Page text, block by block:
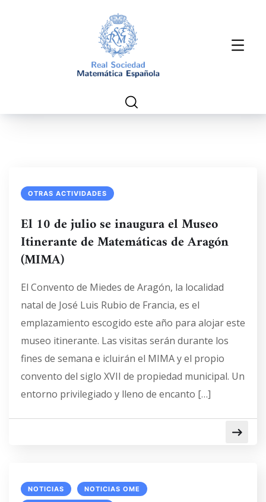
OTRAS ACTIVIDADES
El 10 de julio se inaugura el Museo
Itinerante de Matemáticas de Aragón
(MIMA)
El Convento de Miedes de Aragón, la localidad
natal de José Luis Rubio de Francia, es el
emplazamiento escogido este año para alojar este
museo itinerante. Las visitas serán durante los
fines de semana e icluirán el MIMA y el propio
convento del siglo XVII de propiedad municipal. Un
entorno privilegiado y lleno de encanto […]
NOTICIAS NOTICIAS OME